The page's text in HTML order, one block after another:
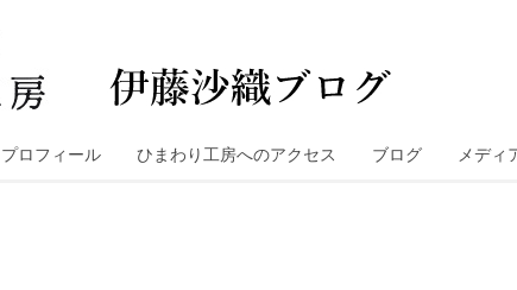
プロフィール ひまわり工房へのアクセス ブログ メディ